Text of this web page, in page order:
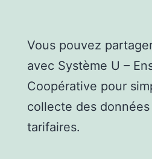
Vous pouvez
avec Système U –
Coopérative pour
collecte des
tarifaires.